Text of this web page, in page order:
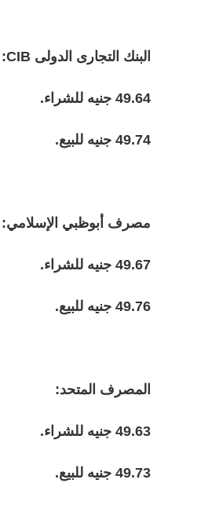
البنك التجارى الدولى CIB:
49.64 جنيه للشراء.
49.74 جنيه للبيع.
مصرف أبوظبي الإسلامي:
49.67 جنيه للشراء.
49.76 جنيه للبيع.
المصرف المتحد:
49.63 جنيه للشراء.
49.73 جنيه للبيع.